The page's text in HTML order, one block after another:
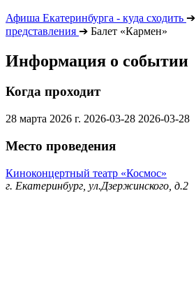
Афиша Екатеринбурга - куда сходить ➔
представления ➔ Балет «Кармен»
Информация о событии
Когда проходит
28 марта 2026 г. 2026-03-28 2026-03-28
Место проведения
Киноконцертный театр «Космос»
г. Екатеринбург, ул.Дзержинского, д.2